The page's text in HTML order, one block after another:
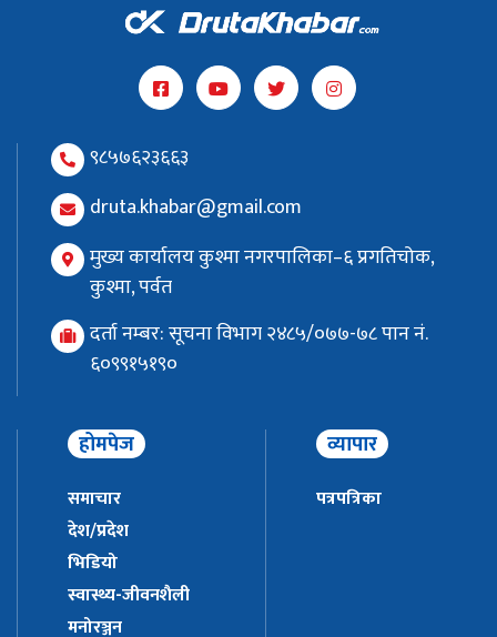
९८५७६२३६६३
druta.khabar@gmail.com
मुख्य कार्यालय कुश्मा नगरपालिका–६ प्रगतिचोक,
कुश्मा, पर्वत
दर्ता नम्बर: सूचना विभाग २४८५/०७७-७८ पान नं.
६०९९१५१९०
होमपेज
समाचार
देश/प्रदेश
भिडियो
स्वास्थ्य-जीवनशैली
मनोरञ्जन
व्यापार
पत्रपत्रिका